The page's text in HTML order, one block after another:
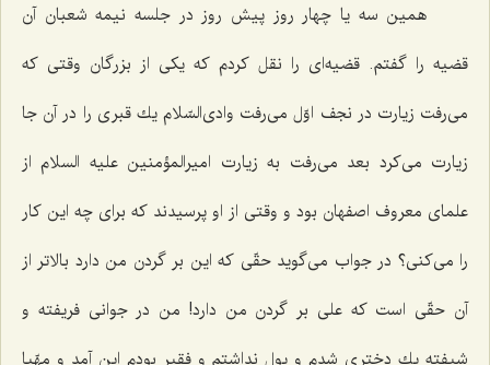
همین سه یا چهار روز پیش روز در جلسه نیمه شعبان آن
قضیه را گفتم. قضیه‌ای را نقل كردم كه یكی از بزرگان وقتی كه
می‌رفت زیارت در نجف اوّل می‌رفت وادی‌السّلام یك قبری را در آن جا
زیارت می‌كرد بعد می‌رفت به زیارت امیرالمؤمنین علیه السلام از
علمای معروف اصفهان بود و وقتی از او پرسیدند كه برای چه این كار
را می‌كنی؟ در جواب می‌گوید حقّی كه این بر گردن من دارد بالاتر از
آن حقّی است كه علی بر گردن من دارد! من در جوانی فریفته و
شیفته یك دختری شدم و پول نداشتم و فقیر بودم این آمد و مهّیا